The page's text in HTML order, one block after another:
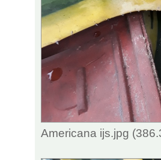
Americana ijs.jpg